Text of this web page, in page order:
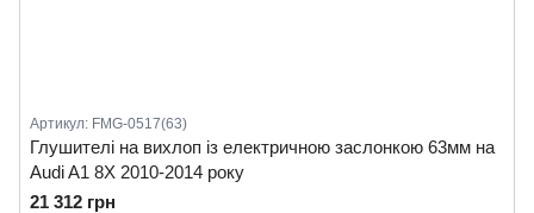
Артикул: FMG-0517(63)
Глушителі на вихлоп із електричною заслонкою 63мм на
Audi A1 8X 2010-2014 року
21 312 грн